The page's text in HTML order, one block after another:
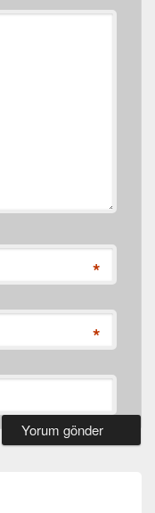
*
*